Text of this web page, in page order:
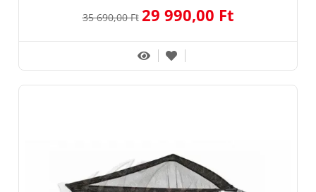
35 690,00 Ft 29 990,00 Ft